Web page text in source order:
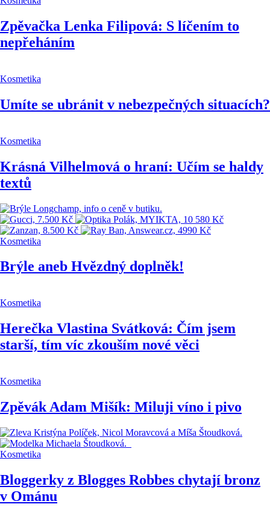
Zpěvačka Lenka Filipová: S líčením to
nepřeháním
Kosmetika
Umíte se ubránit v nebezpečných situacích?
Kosmetika
Krásná Vilhelmová o hraní: Učím se haldy
textů
Kosmetika
Brýle aneb Hvězdný doplněk!
Kosmetika
Herečka Vlastina Svátková: Čím jsem
starší, tím víc zkouším nové věci
Kosmetika
Zpěvák Adam Mišík: Miluji víno i pivo
Kosmetika
Bloggerky z Blogges Robbes chytají bronz
v Ománu